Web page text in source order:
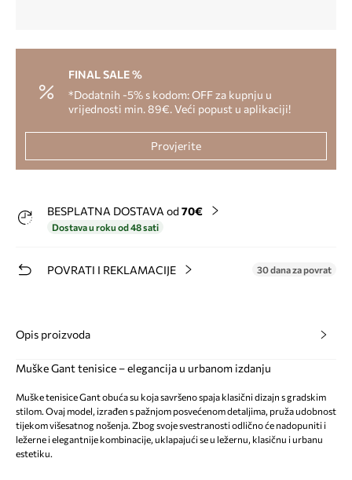
FINAL SALE %
*Dodatnih -5% s kodom: OFF za kupnju u
vrijednosti min. 89€. Veći popust u aplikaciji!
Provjerite
BESPLATNA DOSTAVA od 70€
Dostava u roku od 48 sati
POVRATI I REKLAMACIJE 30 dana za povrat
Opis proizvoda
Muške Gant tenisice – elegancija u urbanom izdanju
Muške tenisice Gant obuća su koja savršeno spaja klasični dizajn s gradskim
stilom. Ovaj model, izrađen s pažnjom posvećenom detaljima, pruža udobnost
tijekom višesatnog nošenja. Zbog svoje svestranosti odlično će nadopuniti i
ležerne i elegantnije kombinacije, uklapajući se u ležernu, klasičnu i urbanu
estetiku.